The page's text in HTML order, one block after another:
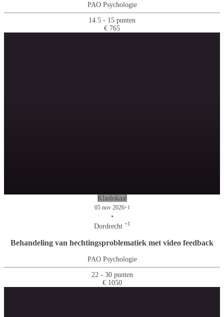
PAO Psychologie
14.5 - 15 punten
€ 765
Klaslokaal
05 nov 2026+1
•
Dordrecht +1
Behandeling van hechtingsproblematiek met video feedback
PAO Psychologie
22 - 30 punten
€ 1050